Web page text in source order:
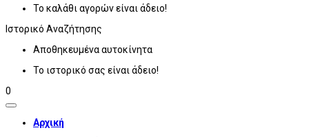
Το καλάθι αγορών είναι άδειο!
Ιστορικό Αναζήτησης
Αποθηκευμένα αυτοκίνητα
Το ιστορικό σας είναι άδειο!
0
Αρχική